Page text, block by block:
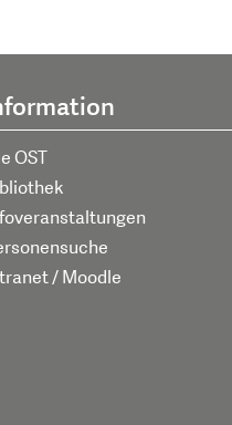
OST
/ Moodle